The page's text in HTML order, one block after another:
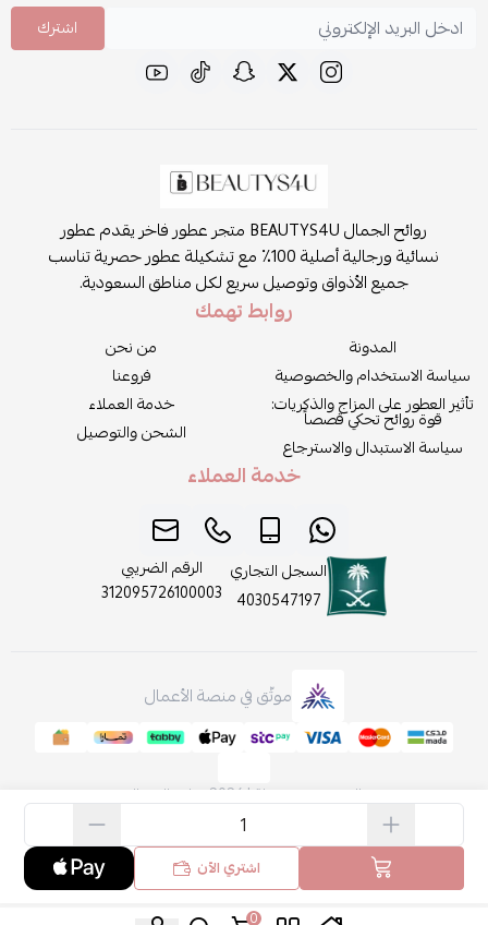
0
اشتري الآن
اشترك
روائح الجمال BEAUTYS4U متجر عطور فاخر يقدم عطور
نسائية ورجالية أصلية 100٪ مع تشكيلة عطور حصرية تناسب
جميع الأذواق وتوصيل سريع لكل مناطق السعودية.
روابط تهمك
المدونة
سياسة الاستخدام والخصوصية
تأثير العطور على المزاج والذكريات:
قوة روائح تحكي قصصاً
سياسة الاستبدال والاسترجاع
من نحن
فروعنا
خدمة العملاء
الشحن والتوصيل
خدمة العملاء
السجل التجاري
4030547197
الرقم الضريبي
312095726100003
موثّق في منصة الأعمال
الحقوق محفوظة | 2026 روائح الجمال